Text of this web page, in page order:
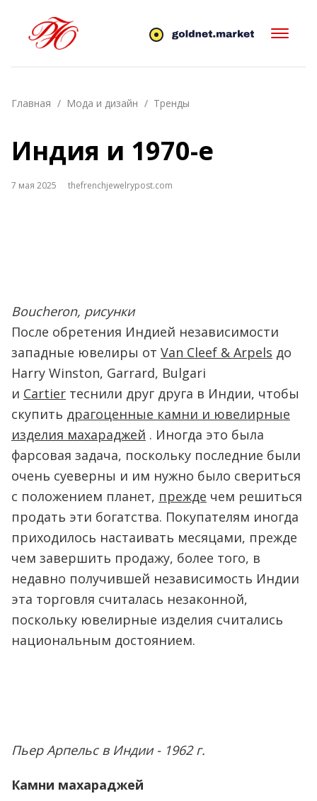
Главная Мода и дизайн Тренды
Индия и 1970-е
7 мая 2025 thefrenchjewelrypost.com
Boucheron, рисунки
После обретения Индией независимости
западные ювелиры от Van Cleef & Arpels до
Harry Winston, Garrard, Bulgari
и Cartier теснили друг друга в Индии, чтобы
скупить драгоценные камни и ювелирные
изделия махараджей . Иногда это была
фарсовая задача, поскольку последние были
очень суеверны и им нужно было свериться
с положением планет, прежде чем решиться
продать эти богатства. Покупателям иногда
приходилось настаивать месяцами, прежде
чем завершить продажу, более того, в
недавно получившей независимость Индии
эта торговля считалась незаконной,
поскольку ювелирные изделия считались
национальным достоянием.
Пьер Арпельс в Индии - 1962 г.
Камни махараджей